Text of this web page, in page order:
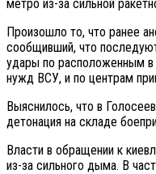
метро из-за сильной
Произошло то, что ранее
сообщивший, что
удары по расположенным
нужд ВСУ, и по центрам
Выяснилось, что в
детонация на складе
Власти в обращении к
из-за сильного дыма. В